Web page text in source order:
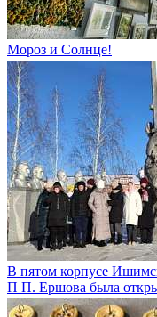
Мороз и Солнце!
В пятом корпусе
П П. Ершова была